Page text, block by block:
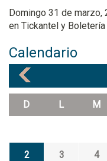
Domingo 31 de marzo,
en Tickantel y
Calendario
D L M
2 3 4